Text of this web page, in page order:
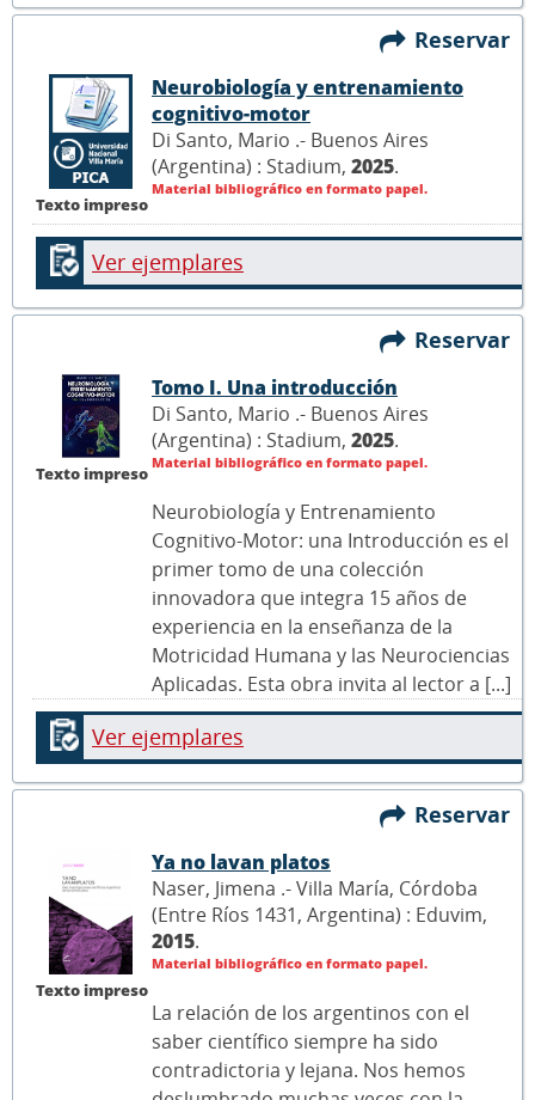
Reservar
Texto impreso
Neurobiología y entrenamiento
cognitivo-motor
Di Santo, Mario .- Buenos Aires
(Argentina) : Stadium, 2025.
Material bibliográfico en formato papel.
Ver ejemplares
Reservar
Texto impreso
Tomo I. Una introducción
Di Santo, Mario .- Buenos Aires
(Argentina) : Stadium, 2025.
Material bibliográfico en formato papel.
Neurobiología y Entrenamiento
Cognitivo-Motor: una Introducción es el
primer tomo de una colección
innovadora que integra 15 años de
experiencia en la enseñanza de la
Motricidad Humana y las Neurociencias
Aplicadas. Esta obra invita al lector a [...]
Ver ejemplares
Reservar
Texto impreso
Ya no lavan platos
Naser, Jimena .- Villa María, Córdoba
(Entre Ríos 1431, Argentina) : Eduvim,
2015.
Material bibliográfico en formato papel.
La relación de los argentinos con el
saber científico siempre ha sido
contradictoria y lejana. Nos hemos